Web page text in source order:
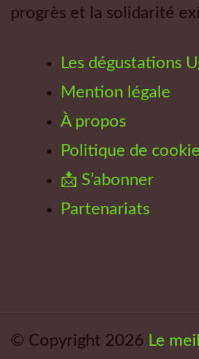
progrès et la solidarité
Les dégustations
Mention légale
À propos
Politique de
📩 S’abonner
Partenariats
© Copyright 2026 Le